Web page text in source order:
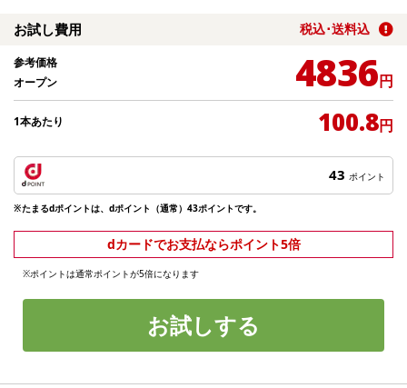
お試し費用 税込･送料込
参考価格
オープン
4836円
1本あたり 100.8円
43 ポイント
※たまるdポイントは、dポイント（通常）43ポイントです。
dカードでお支払ならポイント5倍
※ポイントは通常ポイントが5倍になります
お試しする